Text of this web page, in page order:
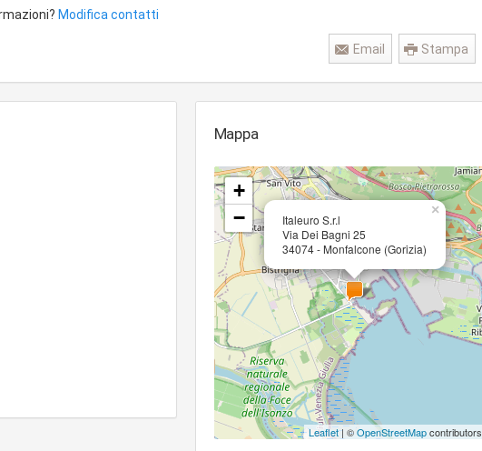
Modifica contatti
Stampa
Email
Mappa
Italeuro S.r.l
Via Dei Bagni 25
34074 - Monfalcone (Gorizia)
×
+
−
Leaflet| ©OpenStreetMapcontributors